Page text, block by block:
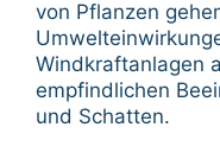
von Pflanzen
Windkraftanlagen
empfindlichen
und Schatten.